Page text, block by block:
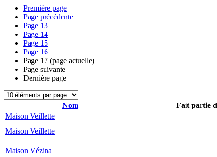
Première page
Page précédente
Page 13
Page 14
Page 15
Page 16
Page 17 (page actuelle)
Page suivante
Dernière page
Nom
Fait partie
Maison Veillette
Maison Veillette
Maison Vézina